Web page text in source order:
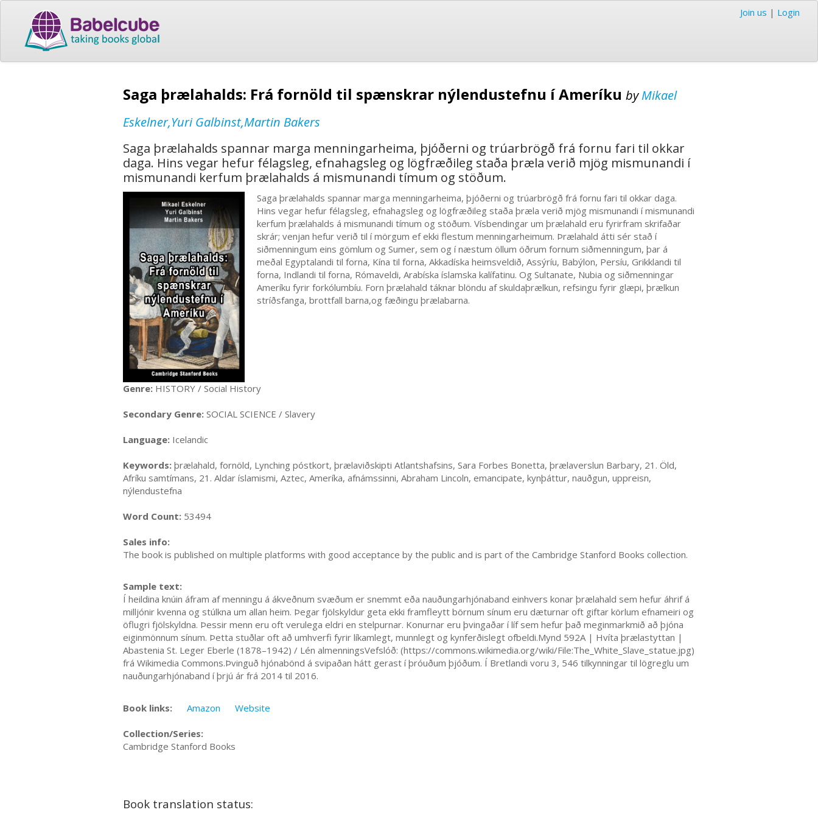
Join us | Login
Saga þrælahalds: Frá fornöld til spænskrar nýlendustefnu í Ameríku byMikael
Eskelner,Yuri Galbinst,Martin Bakers
Saga þrælahalds spannar marga menningarheima, þjóðerni og trúarbrögð frá fornu fari til okkar
daga. Hins vegar hefur félagsleg, efnahagsleg og lögfræðileg staða þræla verið mjög mismunandi í
mismunandi kerfum þrælahalds á mismunandi tímum og stöðum.
Saga þrælahalds spannar marga menningarheima, þjóðerni og trúarbrögð frá fornu fari til okkar daga.
Hins vegar hefur félagsleg, efnahagsleg og lögfræðileg staða þræla verið mjög mismunandi í mismunandi
kerfum þrælahalds á mismunandi tímum og stöðum. Vísbendingar um þrælahald eru fyrirfram skrifaðar
skrár; venjan hefur verið til í mörgum ef ekki flestum menningarheimum. Þrælahald átti sér stað í
siðmenningum eins gömlum og Sumer, sem og í næstum öllum öðrum fornum siðmenningum, þar á
meðal Egyptalandi til forna, Kína til forna, Akkadíska heimsveldið, Assýríu, Babýlon, Persíu, Grikklandi til
forna, Indlandi til forna, Rómaveldi, Arabíska íslamska kalífatinu. Og Sultanate, Nubia og siðmenningar
Ameríku fyrir forkólumbíu. Forn þrælahald táknar blöndu af skuldaþrælkun, refsingu fyrir glæpi, þrælkun
stríðsfanga, brottfall barna,og fæðingu þrælabarna.
Genre: HISTORY / Social History
Secondary Genre: SOCIAL SCIENCE / Slavery
Language: Icelandic
Keywords: þrælahald, fornöld, Lynching póstkort, þrælaviðskipti Atlantshafsins, Sara Forbes Bonetta, þrælaverslun Barbary, 21. Öld,
Afríku samtímans, 21. Aldar íslamismi, Aztec, Ameríka, afnámssinni, Abraham Lincoln, emancipate, kynþáttur, nauðgun, uppreisn,
nýlendustefna
Word Count: 53494
Sales info:
The book is published on multiple platforms with good acceptance by the public and is part of the Cambridge Stanford Books collection.
Sample text:
Í heildina knúin áfram af menningu á ákveðnum svæðum er snemmt eða nauðungarhjónaband einhvers konar þrælahald sem hefur áhrif á
milljónir kvenna og stúlkna um allan heim. Þegar fjölskyldur geta ekki framfleytt börnum sínum eru dæturnar oft giftar körlum efnameiri og
öflugri fjölskyldna. Þessir menn eru oft verulega eldri en stelpurnar. Konurnar eru þvingaðar í líf sem hefur það meginmarkmið að þjóna
eiginmönnum sínum. Þetta stuðlar oft að umhverfi fyrir líkamlegt, munnlegt og kynferðislegt ofbeldi.Mynd 592A | Hvíta þrælastyttan |
Abastenia St. Leger Eberle (1878–1942) / Lén almenningsVefslóð: (https://commons.wikimedia.org/wiki/File:The_White_Slave_statue.jpg)
frá Wikimedia Commons.Þvinguð hjónabönd á svipaðan hátt gerast í þróuðum þjóðum. Í Bretlandi voru 3, 546 tilkynningar til lögreglu um
nauðungarhjónaband í þrjú ár frá 2014 til 2016.
Book links: Amazon Website
Collection/Series:
Cambridge Stanford Books
Book translation status: